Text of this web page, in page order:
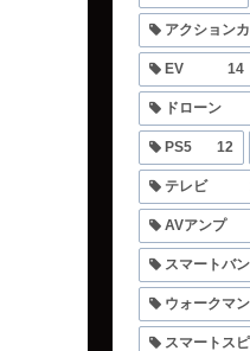
アクション
EV 14
ドローン
PS5 12
テレビ
AVアンプ
スマートバ
ウォークマン
スマートス